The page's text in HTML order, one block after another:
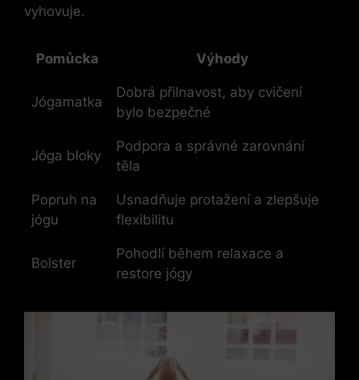
vyhovuje.
Pomůcka Výhody
Jógamatka
Dobrá ⁢přilnavost, aby cvičení
bylo ​bezpečné
Jóga ‍bloky
Podpora‌ a správné ⁣zarovnání
těla
Popruh⁤ na‌
jógu
Usnadňuje‍ protažení a ⁤zlepšuje
flexibilitu
Bolster
Pohodlí během relaxace a
restore⁣ jógy